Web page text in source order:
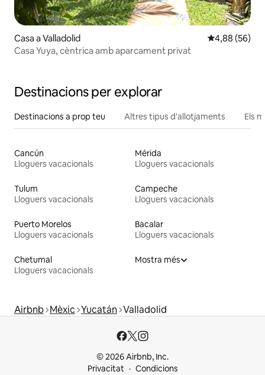
Casa a Valladolid 4,88 de
4,88 (56)
Casa Yuya, cèntrica amb aparcament privat
Destinacions per explorar
Destinacions a prop teu Altres tipus d'allotjaments Els
Cancún
Lloguers vacacionals
Mérida
Lloguers vacacionals
Tulum
Lloguers vacacionals
Campeche
Lloguers vacacionals
Puerto Morelos
Lloguers vacacionals
Bacalar
Lloguers vacacionals
Chetumal
Lloguers vacacionals
Mostra més
Airbnb Mèxic Yucatán Valladolid
© 2026 Airbnb, Inc.
Privacitat
Condicions